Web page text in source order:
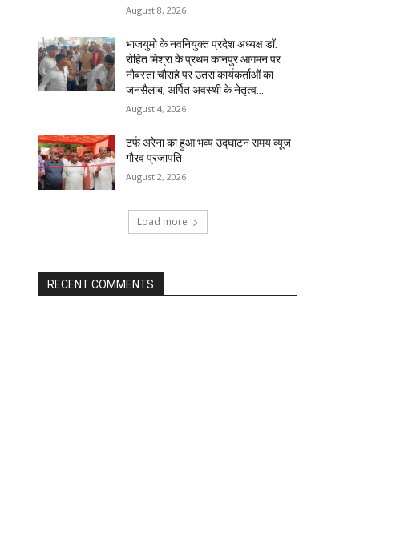
August 8, 2026
भाजयुमो के नवनियुक्त प्रदेश अध्यक्ष डॉ.
रोहित मिश्रा के प्रथम कानपुर आगमन पर
नौबस्ता चौराहे पर उतरा कार्यकर्ताओं का
जनसैलाब, अर्पित अवस्थी के नेतृत्व...
August 4, 2026
टर्फ अरेना का हुआ भव्य उद्घाटन समय व्यूज
गौरव प्रजापति
August 2, 2026
Load more
RECENT COMMENTS